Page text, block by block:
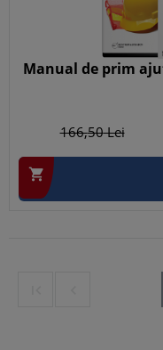
Manual de prim
166,50Lei
